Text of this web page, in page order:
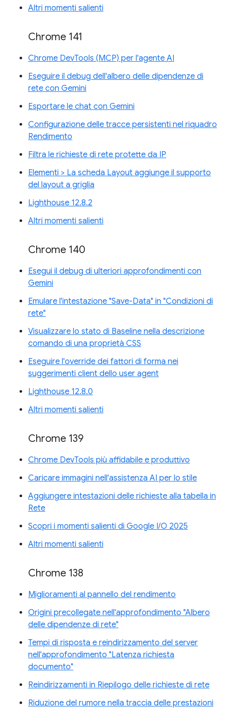
Altri momenti salienti
Chrome 141
Chrome DevTools (MCP) per l'agente AI
Eseguire il debug dell'albero delle dipendenze di
rete con Gemini
Esportare le chat con Gemini
Configurazione delle tracce persistenti nel riquadro
Rendimento
Filtra le richieste di rete protette da IP
Elementi > La scheda Layout aggiunge il supporto
del layout a griglia
Lighthouse 12.8.2
Altri momenti salienti
Chrome 140
Esegui il debug di ulteriori approfondimenti con
Gemini
Emulare l'intestazione "Save-Data" in "Condizioni di
rete"
Visualizzare lo stato di Baseline nella descrizione
comando di una proprietà CSS
Eseguire l'override dei fattori di forma nei
suggerimenti client dello user agent
Lighthouse 12.8.0
Altri momenti salienti
Chrome 139
Chrome DevTools più affidabile e produttivo
Caricare immagini nell'assistenza AI per lo stile
Aggiungere intestazioni delle richieste alla tabella in
Rete
Scopri i momenti salienti di Google I/O 2025
Altri momenti salienti
Chrome 138
Miglioramenti al pannello del rendimento
Origini precollegate nell'approfondimento "Albero
delle dipendenze di rete"
Tempi di risposta e reindirizzamento del server
nell'approfondimento "Latenza richiesta
documento"
Reindirizzamenti in Riepilogo delle richieste di rete
Riduzione del rumore nella traccia delle prestazioni